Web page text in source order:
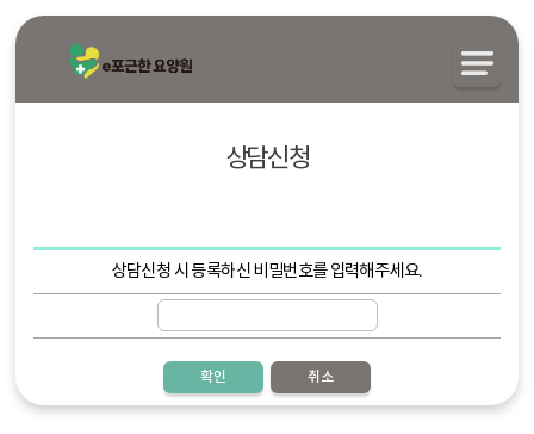
상담신청
상담신청 시 등록하신 비밀번호를 입력해주세요.
확인 취소